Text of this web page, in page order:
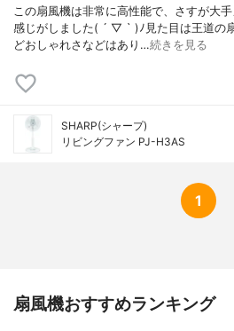
この扇風機は非常に高性能で、さすが大
感じがしました( ´ ▽ ` )ﾉ見た目は王道の
どおしゃれさなどはあり…続きを見る
SHARP(シャープ)
リビングファン PJ-H3AS
1
扇風機おすすめランキング